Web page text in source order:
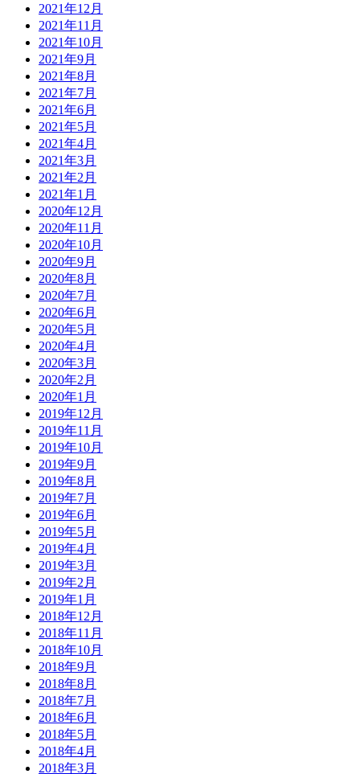
2021年12月
2021年11月
2021年10月
2021年9月
2021年8月
2021年7月
2021年6月
2021年5月
2021年4月
2021年3月
2021年2月
2021年1月
2020年12月
2020年11月
2020年10月
2020年9月
2020年8月
2020年7月
2020年6月
2020年5月
2020年4月
2020年3月
2020年2月
2020年1月
2019年12月
2019年11月
2019年10月
2019年9月
2019年8月
2019年7月
2019年6月
2019年5月
2019年4月
2019年3月
2019年2月
2019年1月
2018年12月
2018年11月
2018年10月
2018年9月
2018年8月
2018年7月
2018年6月
2018年5月
2018年4月
2018年3月